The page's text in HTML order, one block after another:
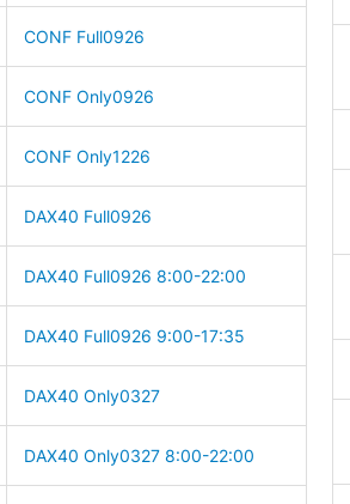
CONF Full0926
CONF Only0926
CONF Only1226
DAX40 Full0926
DAX40 Full0926 8:00-22:00
DAX40 Full0926 9:00-17:35
DAX40 Only0327
DAX40 Only0327 8:00-22:00